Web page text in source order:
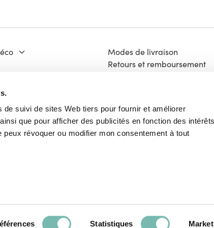
de suivi de sites Web tiers pour fournir et améliorer
que pour afficher des publicités en fonction des intérêts
révoquer ou modifier mon consentement à tout
Statistiques
Matériaux
Modes de livraison
Retours et remboursement
Mentions légales
Vie Privée
Charte Cookies